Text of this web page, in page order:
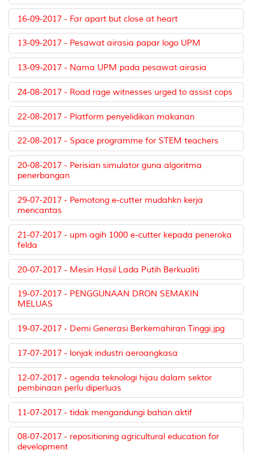
16-09-2017 - Far apart but close at heart
13-09-2017 - Pesawat airasia papar logo UPM
13-09-2017 - Nama UPM pada pesawat airasia
24-08-2017 - Road rage witnesses urged to assist cops
22-08-2017 - Platform penyelidikan makanan
22-08-2017 - Space programme for STEM teachers
20-08-2017 - Perisian simulator guna algoritma
penerbangan
29-07-2017 - Pemotong e-cutter mudahkn kerja
mencantas
21-07-2017 - upm agih 1000 e-cutter kepada peneroka
felda
20-07-2017 - Mesin Hasil Lada Putih Berkualiti
19-07-2017 - PENGGUNAAN DRON SEMAKIN
MELUAS
19-07-2017 - Demi Generasi Berkemahiran Tinggi.jpg
17-07-2017 - lonjak industri aeroangkasa
12-07-2017 - agenda teknologi hijau dalam sektor
pembinaan perlu diperluas
11-07-2017 - tidak mengandungi bahan aktif
08-07-2017 - repositioning agricultural education for
development